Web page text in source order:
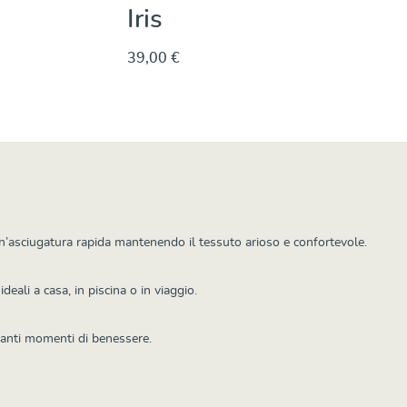
Iris
39,00 €
rapida mantenendo il tessuto arioso e confortevole.
a casa, in piscina o in viaggio.
momenti di benessere.